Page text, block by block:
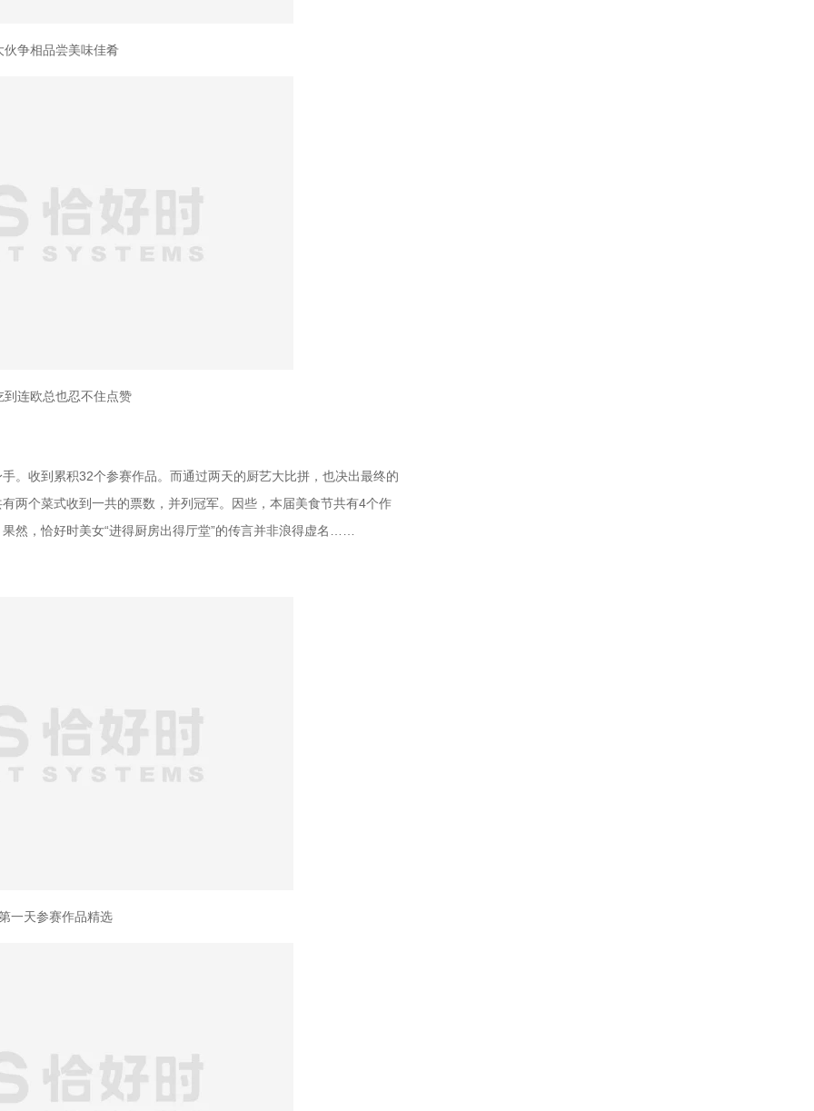
伙争相品尝美味佳肴
到连欧总也忍不住点赞
。收到累积32个参赛作品。而通过两天的厨艺大比拼，也决出最终的
两个菜式收到一共的票数，并列冠军。因些，本届美食节共有4个作
然，恰好时美女“进得厨房出得厅堂”的传言并非浪得虚名……
一天参赛作品精选